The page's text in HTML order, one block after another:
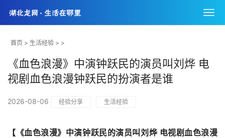
首页 > 生活经验 > >
《血色浪漫》中演钟跃民的演员叫刘烨 电
视剧血色浪漫钟跃民的扮演者是谁
2026-08-06 经验分享 生活经验
【《血色浪漫》中演钟跃民的演员叫刘烨 电视剧血色浪漫